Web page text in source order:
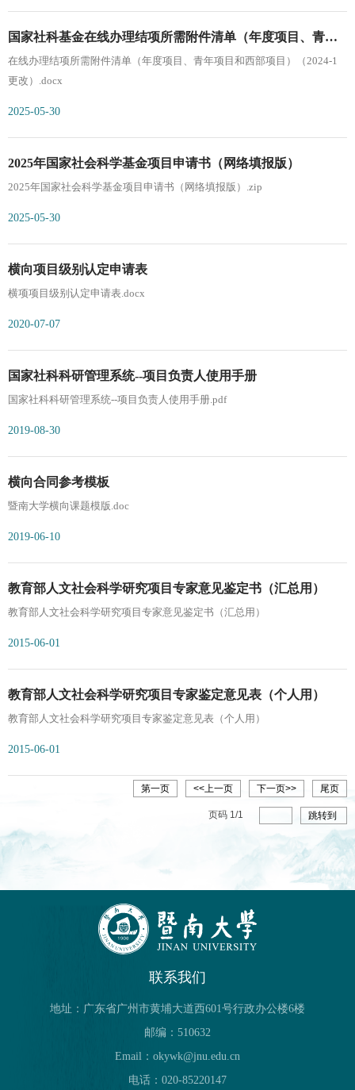
国家社科基金在线办理结项所需附件清单（年度项目、青年
项目和西部项目）
在线办理结项所需附件清单（年度项目、青年项目和西部项目）（2024-1
更改）.docx
2025-05-30
2025年国家社会科学基金项目申请书（网络填报版）
2025年国家社会科学基金项目申请书（网络填报版）.zip
2025-05-30
横向项目级别认定申请表
横项项目级别认定申请表.docx
2020-07-07
国家社科科研管理系统--项目负责人使用手册
国家社科科研管理系统--项目负责人使用手册.pdf
2019-08-30
横向合同参考模板
暨南大学横向课题模版.doc
2019-06-10
教育部人文社会科学研究项目专家意见鉴定书（汇总用）
教育部人文社会科学研究项目专家意见鉴定书（汇总用）
2015-06-01
教育部人文社会科学研究项目专家鉴定意见表（个人用）
教育部人文社会科学研究项目专家鉴定意见表（个人用）
2015-06-01
第一页 <<上一页 下一页>> 尾页
页码 1/1 跳转到
联系我们
地址：广东省广州市黄埔大道西601号行政办公楼6楼
邮编：510632
Email：okywk@jnu.edu.cn
电话：020-85220147